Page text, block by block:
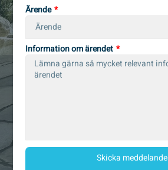
Ärende
Information om ärendet
Skicka meddelande